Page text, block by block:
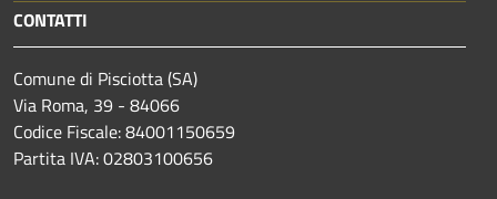
CONTATTI
Comune di Pisciotta (SA)
Via Roma, 39 - 84066
Codice Fiscale: 84001150659
Partita IVA: 02803100656